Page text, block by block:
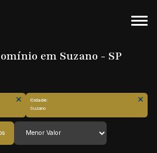
em Suzano - SP
Cidade:
Suzano